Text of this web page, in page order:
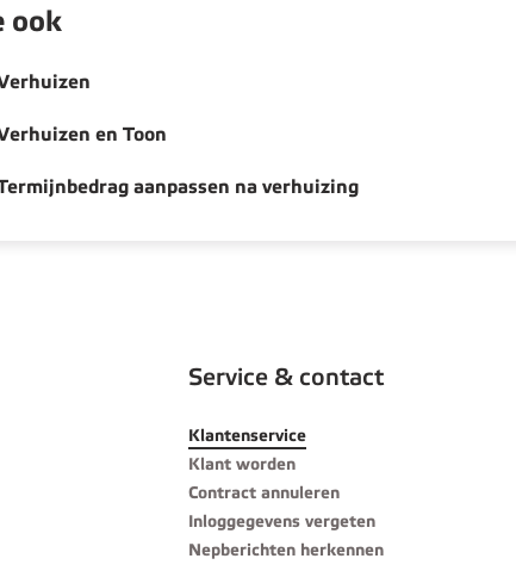
ook
en Toon
aanpassen na verhuizing
Service & contact
Klantenservice
Klant worden
Contract annuleren
Inloggegevens vergeten
Nepberichten herkennen